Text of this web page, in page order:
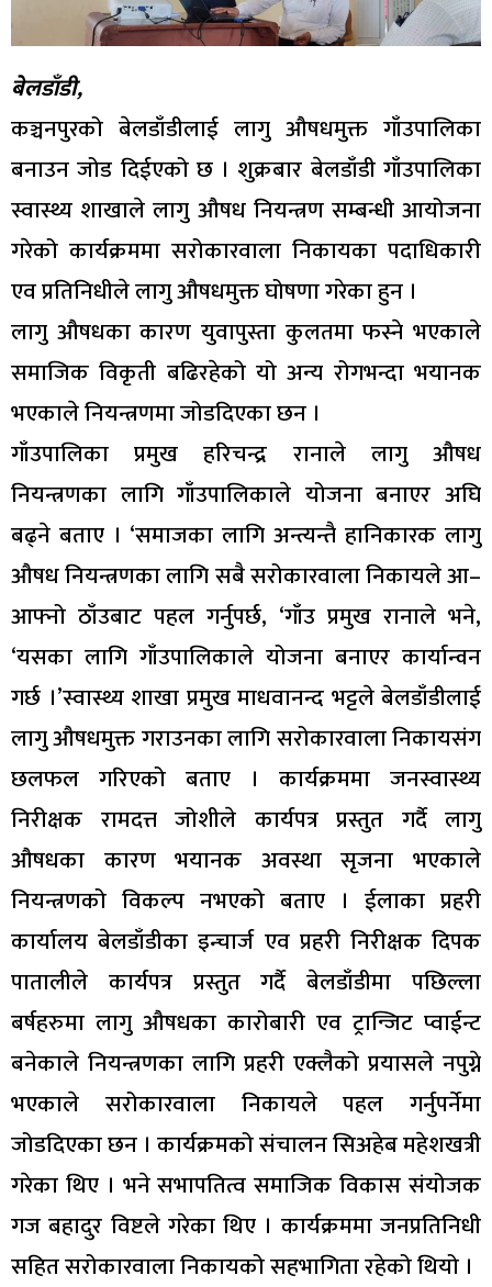
बेलडाँडी,
कञ्चनपुरको बेलडाँडीलाई लागु औषधमुक्त गाँउपालिका
बनाउन जोड दिईएको छ । शुक्रबार बेलडाँडी गाँउपालिका
स्वास्थ्य शाखाले लागु औषध नियन्त्रण सम्बन्धी आयोजना
गरेको कार्यक्रममा सरोकारवाला निकायका पदाधिकारी
एव प्रतिनिधीले लागु औषधमुक्त घोषणा गरेका हुन ।
लागु औषधका कारण युवापुस्ता कुलतमा फस्ने भएकाले
समाजिक विकृती बढिरहेको यो अन्य रोगभन्दा भयानक
भएकाले नियन्त्रणमा जोडदिएका छन ।
गाँउपालिका प्रमुख हरिचन्द्र रानाले लागु औषध
नियन्त्रणका लागि गाँउपालिकाले योजना बनाएर अघि
बढ्ने बताए । ‘समाजका लागि अन्त्यन्तै हानिकारक लागु
औषध नियन्त्रणका लागि सबै सरोकारवाला निकायले आ–
आफ्नो ठाँउबाट पहल गर्नुपर्छ, ‘गाँउ प्रमुख रानाले भने,
‘यसका लागि गाँउपालिकाले योजना बनाएर कार्यान्वन
गर्छ ।’स्वास्थ्य शाखा प्रमुख माधवानन्द भट्टले बेलडाँडीलाई
लागु औषधमुक्त गराउनका लागि सरोकारवाला निकायसंग
छलफल गरिएको बताए । कार्यक्रममा जनस्वास्थ्य
निरीक्षक रामदत्त जोशीले कार्यपत्र प्रस्तुत गर्दै लागु
औषधका कारण भयानक अवस्था सृजना भएकाले
नियन्त्रणको विकल्प नभएको बताए । ईलाका प्रहरी
कार्यालय बेलडाँडीका इन्चार्ज एव प्रहरी निरीक्षक दिपक
पातालीले कार्यपत्र प्रस्तुत गर्दै बेलडाँडीमा पछिल्ला
बर्षहरुमा लागु औषधका कारोबारी एव ट्रान्जिट प्वाईन्ट
बनेकाले नियन्त्रणका लागि प्रहरी एक्लैको प्रयासले नपुग्ने
भएकाले सरोकारवाला निकायले पहल गर्नुपर्नेमा
जोडदिएका छन । कार्यक्रमको संचालन सिअहेब महेशखत्री
गरेका थिए । भने सभापतित्व समाजिक विकास संयोजक
गज बहादुर विष्टले गरेका थिए । कार्यक्रममा जनप्रतिनिधी
सहित सरोकारवाला निकायको सहभागिता रहेको थियो ।